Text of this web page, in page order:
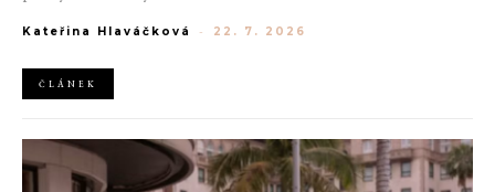
jedné z největších luxusních značek světa. V prosinci totiž v
Fall 2027.
Kateřina Hlaváčková - 22. 7. 2026
ČLÁNEK